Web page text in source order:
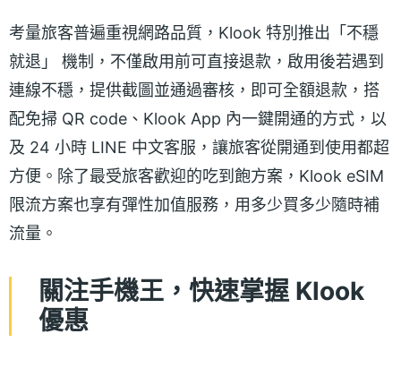
考量旅客普遍重視網路品質，Klook 特別推出「不穩
就退」 機制，不僅啟用前可直接退款，啟用後若遇到
連線不穩，提供截圖並通過審核，即可全額退款，搭
配免掃 QR code、Klook App 內一鍵開通的方式，以
及 24 小時 LINE 中文客服，讓旅客從開通到使用都超
方便。除了最受旅客歡迎的吃到飽方案，Klook eSIM
限流方案也享有彈性加值服務，用多少買多少隨時補
流量。
關注手機王，快速掌握 Klook
優惠